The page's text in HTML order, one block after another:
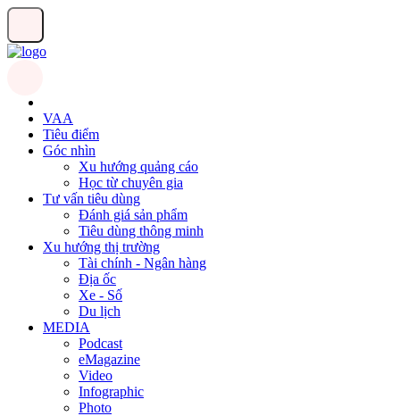
VAA
Tiêu điểm
Góc nhìn
Xu hướng quảng cáo
Học từ chuyên gia
Tư vấn tiêu dùng
Đánh giá sản phẩm
Tiêu dùng thông minh
Xu hướng thị trường
Tài chính - Ngân hàng
Địa ốc
Xe - Số
Du lịch
MEDIA
Podcast
eMagazine
Video
Infographic
Photo